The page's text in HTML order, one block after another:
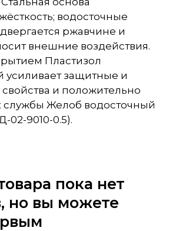
водосточные
ржавчине и
внешние воздействия.
Пластизол
усиливает защитные и
и положительно
службы Желоб водосточный
02-9010-0.5).
пока нет
но вы можете